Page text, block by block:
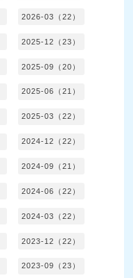
2026-03（22）
2025-12（23）
2025-09（20）
2025-06（21）
2025-03（22）
2024-12（22）
2024-09（21）
2024-06（22）
2024-03（22）
2023-12（22）
2023-09（23）